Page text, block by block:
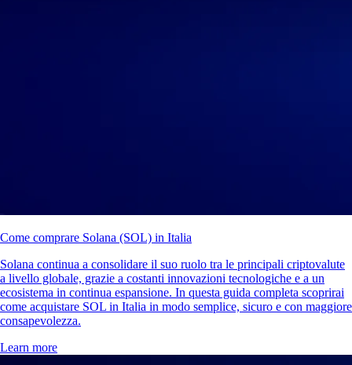
Come comprare Solana (SOL) in Italia
Solana continua a consolidare il suo ruolo tra le principali criptovalute
a livello globale, grazie a costanti innovazioni tecnologiche e a un
ecosistema in continua espansione. In questa guida completa scoprirai
come acquistare SOL in Italia in modo semplice, sicuro e con maggiore
consapevolezza.
Learn more